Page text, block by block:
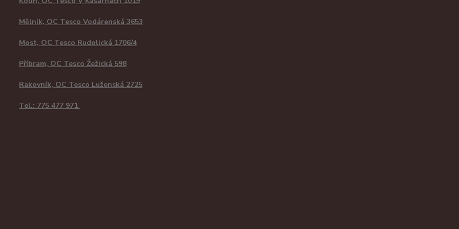
Mělník, OC Tesco Vodárenská 3653
Most, OC Tesco Rudolická 1706/4
Příbram, OC Tesco Žežická 598
Rakovník, OC Tesco Luženská 2725
Tel.: 775 477 971